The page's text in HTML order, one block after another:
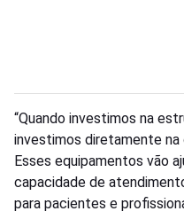
“Quando investimos na
investimos diretamente na
Esses equipamentos vão
capacidade de
para pacientes e